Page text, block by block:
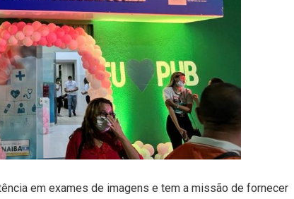
em exames de imagens e tem a missão de fornecer